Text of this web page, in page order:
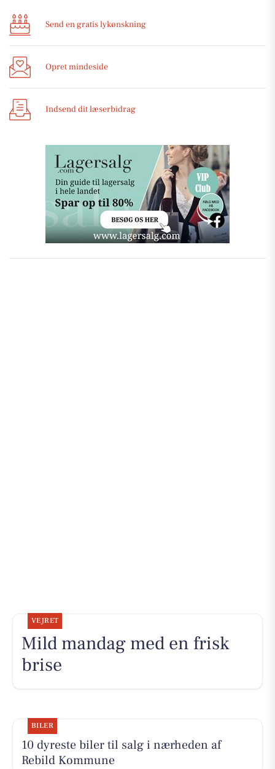
Send en gratis lykønskning
Opret mindeside
Indsend dit læserbidrag
VEJRET
Mild mandag med en frisk
brise
BILER
10 dyreste biler til salg i nærheden af
Rebild Kommune